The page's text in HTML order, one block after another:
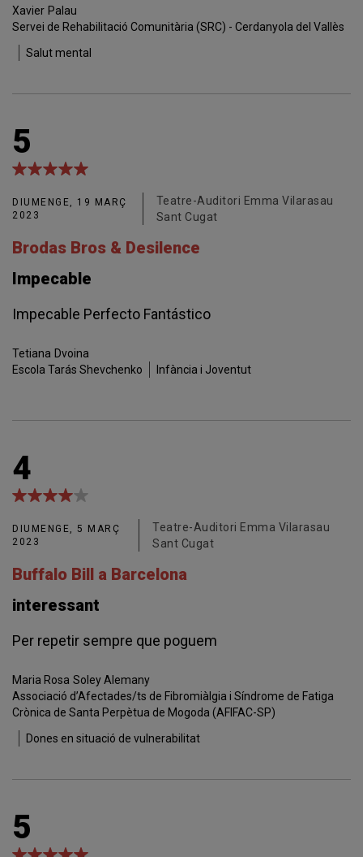
Xavier Palau
Servei de Rehabilitació Comunitària (SRC) - Cerdanyola del Vallès
Salut mental
5
DIUMENGE, 19 MARÇ
2023
Teatre-Auditori Emma Vilarasau
Sant Cugat
Brodas Bros & Desilence
Impecable
Impecable Perfecto Fantástico
Tetiana Dvoina
Escola Tarás Shevchenko
Infància i Joventut
4
DIUMENGE, 5 MARÇ
2023
Teatre-Auditori Emma Vilarasau
Sant Cugat
Buffalo Bill a Barcelona
interessant
Per repetir sempre que poguem
Maria Rosa Soley Alemany
Associació d’Afectades/ts de Fibromiàlgia i Síndrome de Fatiga
Crònica de Santa Perpètua de Mogoda (AFIFAC-SP)
Dones en situació de vulnerabilitat
5